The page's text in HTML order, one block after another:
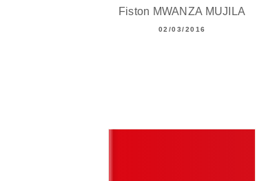
Fiston MWANZA MUJILA
02/03/2016